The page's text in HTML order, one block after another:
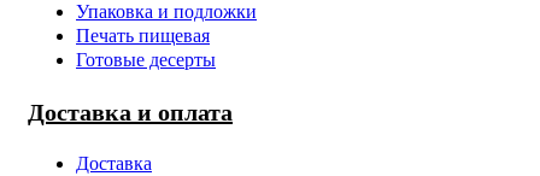
Упаковка и подложки
Печать пищевая
Готовые десерты
Доставка и оплата
Доставка